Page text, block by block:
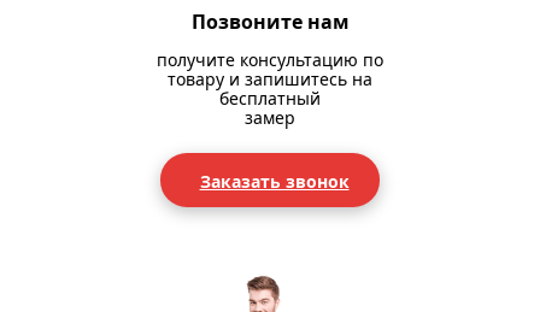
Позвоните нам
получите консультацию по
товару и запишитесь на
бесплатный
замер
Заказать звонок